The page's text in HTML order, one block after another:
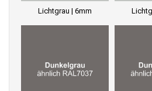
Lichtgrau | 6mm